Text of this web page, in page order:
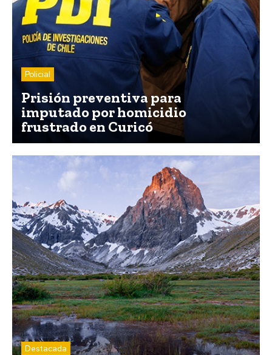
Policial
Prisión preventiva para
imputado por homicidio
frustrado en Curicó
Destacada